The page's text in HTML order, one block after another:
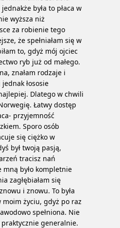
była to płaca w
wyższa niż
za robienie tego
że spełniałam się w
to, gdyż mój ojciec
ryb już od małego.
znałam rodzaje i
łososie
Dlatego w chwili
Łatwy dostęp
przyjemność
Sporo osób
się ciężko w
był twoją pasją,
tracisz nań
mną było kompletnie
zagłębiałam się
i znowu. To była
moim życiu, gdyż po raz
spełniona. Nie
praktycznie generalnie.